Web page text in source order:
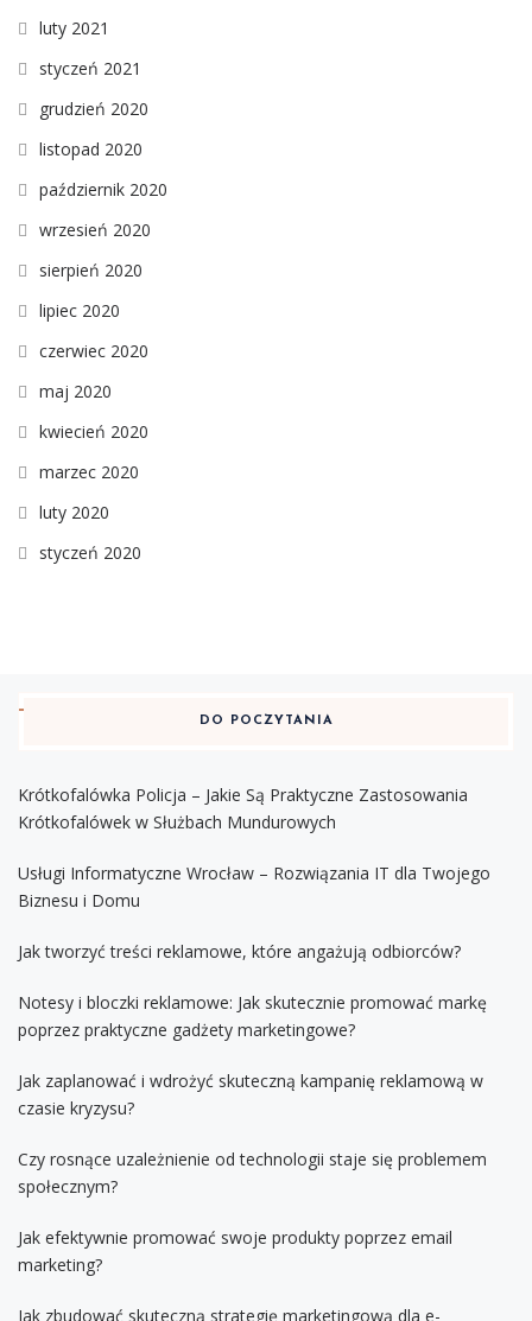
luty 2021
styczeń 2021
grudzień 2020
listopad 2020
październik 2020
wrzesień 2020
sierpień 2020
lipiec 2020
czerwiec 2020
maj 2020
kwiecień 2020
marzec 2020
luty 2020
styczeń 2020
DO POCZYTANIA
Krótkofalówka Policja – Jakie Są Praktyczne Zastosowania
Krótkofalówek w Służbach Mundurowych
Usługi Informatyczne Wrocław – Rozwiązania IT dla Twojego
Biznesu i Domu
Jak tworzyć treści reklamowe, które angażują odbiorców?
Notesy i bloczki reklamowe: Jak skutecznie promować markę
poprzez praktyczne gadżety marketingowe?
Jak zaplanować i wdrożyć skuteczną kampanię reklamową w
czasie kryzysu?
Czy rosnące uzależnienie od technologii staje się problemem
społecznym?
Jak efektywnie promować swoje produkty poprzez email
marketing?
Jak zbudować skuteczną strategię marketingową dla e-